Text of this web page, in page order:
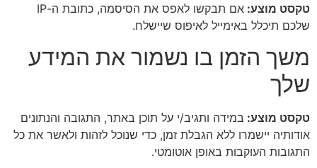
טקסט מוצע:
אם תבקשו לאפס את הסיסמה, כתובת ה-IP
שלכם תיכלל באימייל לאיפוס שיישלח.
משך הזמן בו נשמור את המידע
שלך
טקסט מוצע: במידה ותגיב/י על תוכן באתר, התגובה והנתונים
אודותיה יישמרו ללא הגבלת זמן, כדי שנוכל לזהות ולאשר את כל
התגובות העוקבות באופן אוטומטי.